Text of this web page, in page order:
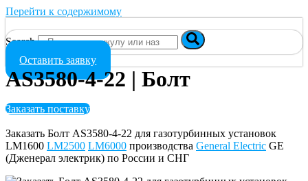
Перейти к содержимому
Search
Оставить заявку
AS3580-4-22 | Болт
Заказать поставку
Заказать Болт AS3580-4-22 для газотурбинных установок
LM1600 LM2500 LM6000 производства General Electric GE
(Дженерал электрик) по России и СНГ